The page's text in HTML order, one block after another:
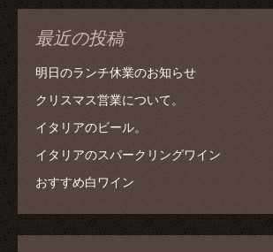
最近の投稿
明日のランチ休業のお知らせ
クリスマス営業について。
イタリアのビール。
イタリアのスパークリングワイン
おすすめ白ワイン